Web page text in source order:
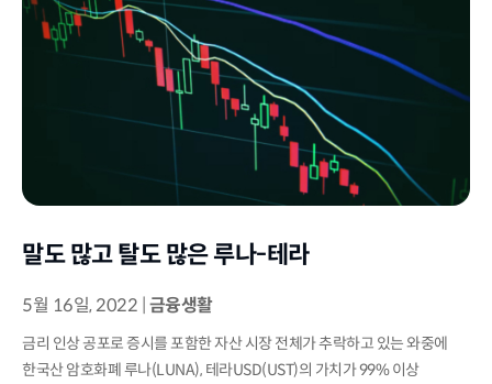
말도 많고 탈도 많은 루나-테라
5월 16일, 2022 |금융생활
금리 인상 공포로 증시를 포함한 자산 시장 전체가 추락하고 있는 와중에
한국산 암호화폐 루나(LUNA), 테라USD(UST)의 가치가 99% 이상